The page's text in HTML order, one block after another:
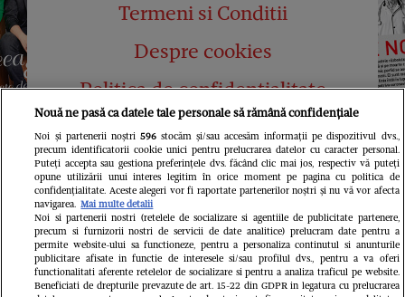
Termeni si Conditii
Despre cookies
Politica de confidențialitate
Abonamente
Contact
Pariază responsabil! Decizia ONJN nr.
Nouă ne pasă ca datele tale personale să rămână confidențiale
Noi și partenerii noștri 596stocăm și/sau accesăm informații pe dispozitivul dvs.,
precum identificatorii cookie unici pentru prelucrarea datelor cu caracter personal.
Puteți accepta sau gestiona preferințele dvs. făcând clic mai jos, respectiv vă puteți
opune utilizării unui interes legitim în orice moment pe pagina cu politica de
confidențialitate. Aceste alegeri vor fi raportate partenerilor noștri și nu vă vor afecta
navigarea. Mai multe detalii
Noi si partenerii nostri (retelele de socializare si agentiile de publicitate partenere,
precum si furnizorii nostri de servicii de date analitice) prelucram date pentru a
permite website-ului sa functioneze, pentru a personaliza continutul si anunturile
publicitare afisate in functie de interesele si/sau profilul dvs., pentru a va oferi
functionalitati aferente retelelor de socializare si pentru a analiza traficul pe website.
Beneficiati de drepturile prevazute de art. 15-22 din GDPR in legatura cu prelucrarea